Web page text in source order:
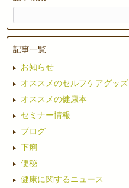
記事一覧
お知らせ
オススメのセルフケアグッズ
オススメの健康本
セミナー情報
ブログ
下痢
便秘
健康に関するニュース